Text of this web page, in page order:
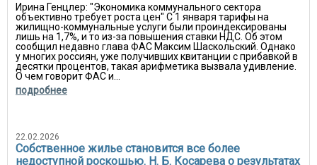
Ирина Генцлер: "Экономика коммунального сектора
объективно требует роста цен" С 1 января тарифы на
жилищно-коммунальные услуги были проиндексированы
лишь на 1,7%, и то из-за повышения ставки НДС. Об этом
сообщил недавно глава ФАС Максим Шаскольский. Однако
у многих россиян, уже получивших квитанции с прибавкой в
десятки процентов, такая арифметика вызвала удивление.
О чем говорит ФАС и...
подробнее
22.02.2026
Собственное жилье становится все более
недоступной роскошью. Н. Б. Косарева о результатах